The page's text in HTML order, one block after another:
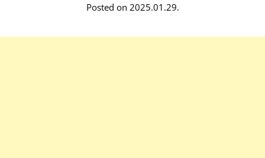
Posted on 2025.01.29.